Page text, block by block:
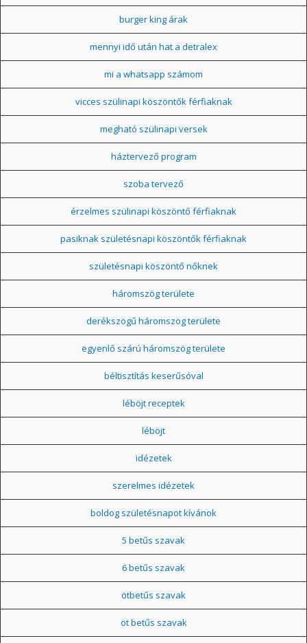
burger king árak
mennyi idő után hat a detralex
mi a whatsapp számom
vicces szülinapi köszöntők férfiaknak
megható szülinapi versek
háztervező program
szoba tervező
érzelmes szülinapi köszöntő férfiaknak
pasiknak születésnapi köszöntők férfiaknak
születésnapi köszöntő nőknek
háromszög területe
derékszögű háromszög területe
egyenlő szárú háromszög területe
béltisztítás keserűsóval
léböjt receptek
léböjt
idézetek
szerelmes idézetek
boldog születésnapot kívánok
5 betűs szavak
6 betűs szavak
ötbetűs szavak
öt betűs szavak